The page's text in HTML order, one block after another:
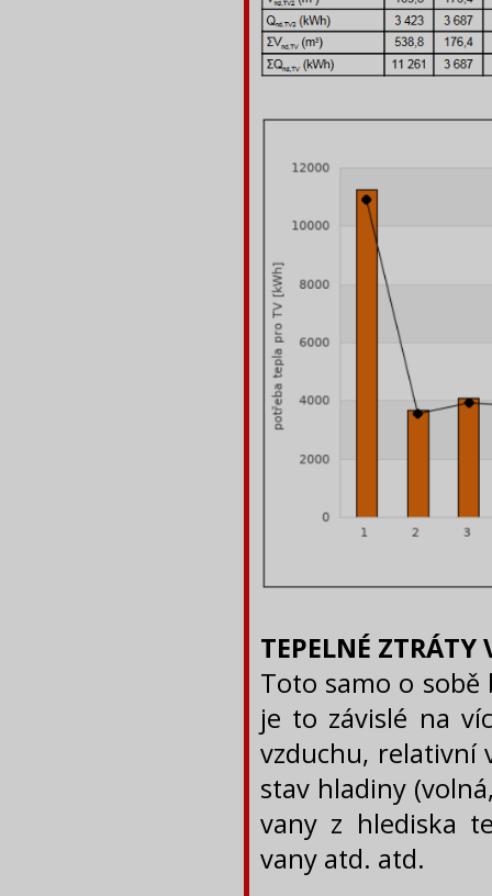
TEPELNÉ ZTRÁTY
Toto samo o sobě
je to závislé na
vzduchu, relativní
stav hladiny
vany z hlediska
vany atd. atd.